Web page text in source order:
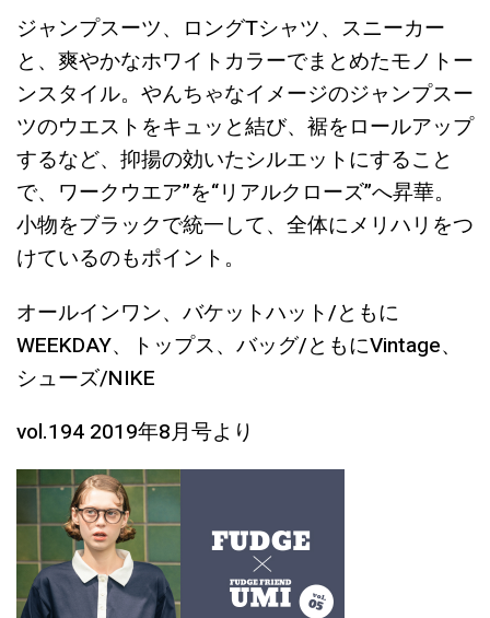
ジャンプスーツ、ロングTシャツ、スニーカー
と、爽やかなホワイトカラーでまとめたモノトー
ンスタイル。やんちゃなイメージのジャンプスー
ツのウエストをキュッと結び、裾をロールアップ
するなど、抑揚の効いたシルエットにすること
で、ワークウエア”を“リアルクローズ”へ昇華。
小物をブラックで統一して、全体にメリハリをつ
けているのもポイント。
オールインワン、バケットハット/ともに
WEEKDAY、トップス、バッグ/ともにVintage、
シューズ/NIKE
vol.194 2019年8月号より